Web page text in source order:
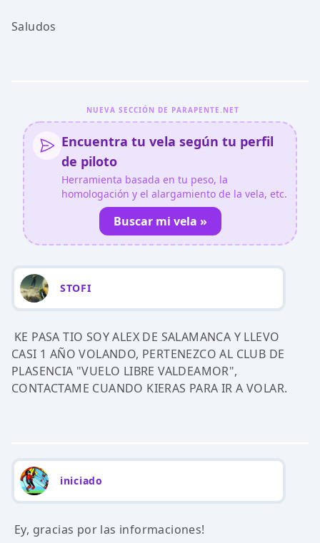
Saludos
NUEVA SECCIÓN DE PARAPENTE.NET
Encuentra tu vela según tu perfil
de piloto
Herramienta basada en tu peso, la
homologación y el alargamiento de la vela, etc.
Buscar mi vela »
STOFI
KE PASA TIO SOY ALEX DE SALAMANCA Y LLEVO
CASI 1 AÑO VOLANDO, PERTENEZCO AL CLUB DE
PLASENCIA "VUELO LIBRE VALDEAMOR",
CONTACTAME CUANDO KIERAS PARA IR A VOLAR.
iniciado
Ey, gracias por las informaciones!